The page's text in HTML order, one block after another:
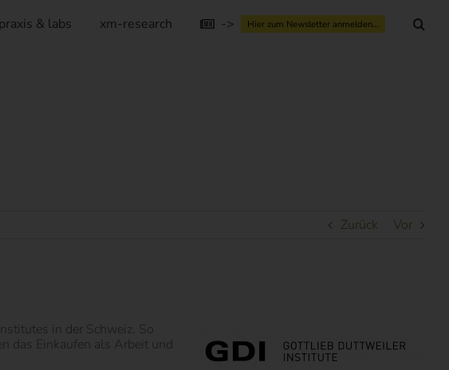
& labs xm-research -> Hier zum Newsletter anmelden...
Zurück Vor
in der Schweiz. So
das Einkaufen als Arbeit und